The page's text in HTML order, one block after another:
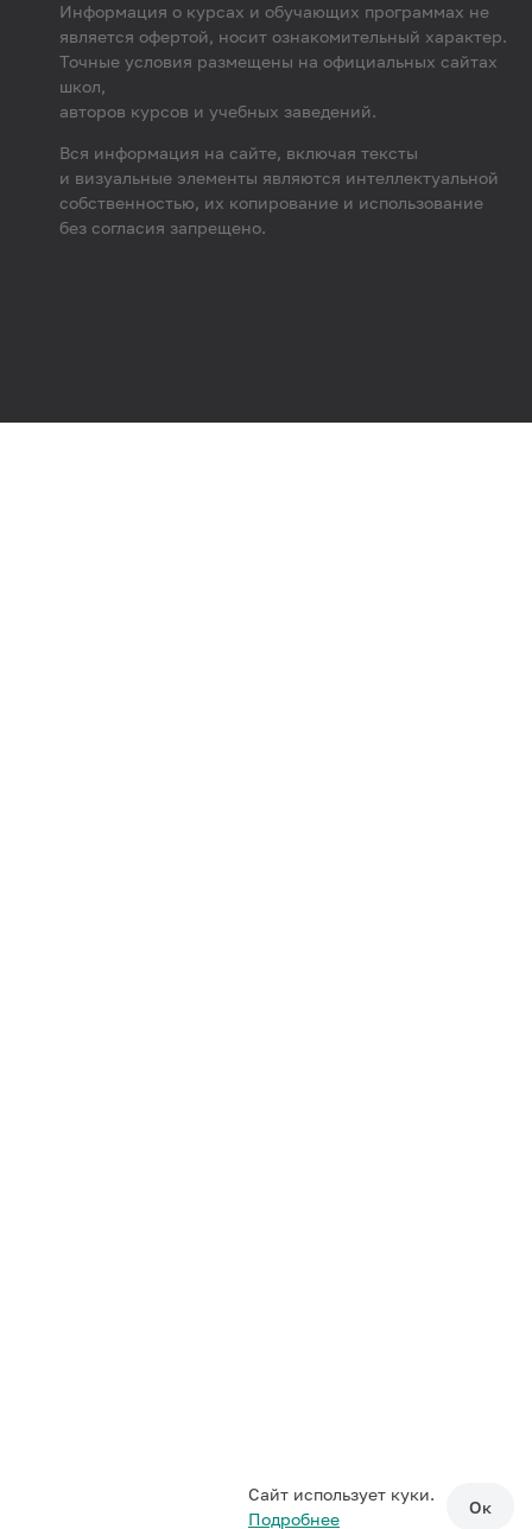
Сайт использует куки.
Подробнее
Ок
Информация о курсах и обучающих программах не
является офертой, носит ознакомительный характер.
Точные условия размещены на официальных сайтах
школ,
авторов курсов и учебных заведений.
Вся информация на сайте, включая тексты
и визуальные элементы являются интеллектуальной
собственностью, их копирование и использование
без согласия запрещено.